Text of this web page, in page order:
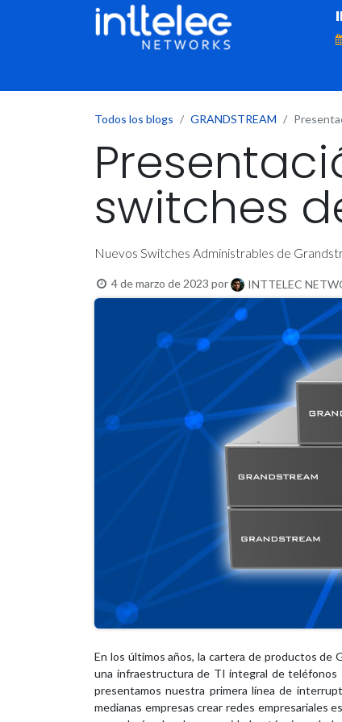
Todos los blogs GRANDSTREAM
switches
Nuevos Switches Administrables de
4 de marzo de 2023 por INTTELEC
En los últimos años, la cartera de productos de
una infraestructura de TI integral de teléfonos
presentamos nuestra primera línea de
medianas empresas crear redes empresariales